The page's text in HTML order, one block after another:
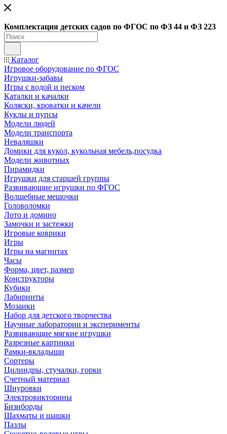
Комплектация детских садов по ФГОC по ФЗ 44 и ФЗ 223
Каталог
Игровое оборудование по ФГОС
Игрушки-забавы
Игры с водой и песком
Каталки и качалки
Коляски, кроватки и качели
Куклы и пупсы
Модели людей
Модели транспорта
Неваляшки
Домики для кукол, кукольная мебель,посудка
Модели животных
Пирамидки
Игрушки для старшей группы
Развивающие игрушки по ФГОС
Волшебные мешочки
Головоломки
Лото и домино
Замочки и застежки
Игровые коврики
Игры
Игры на магнитах
Часы
Форма, цвет, размер
Конструкторы
Кубики
Лабиринты
Мозаики
Набор для детского творчества
Научные лаборатории и эксперименты
Развивающие мягкие игрушки
Разрезные картинки
Рамки-вкладыши
Сортеры
Цилиндры, стучалки, горки
Счетный материал
Шнуровки
Электровикторины
Бизиборды
Шахматы и шашки
Пазлы